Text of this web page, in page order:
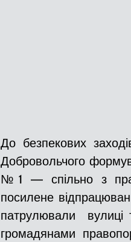
До безпекових
Добровольчого
№1 — спільно з
посилене
патрулювали  вулиці
громадянами